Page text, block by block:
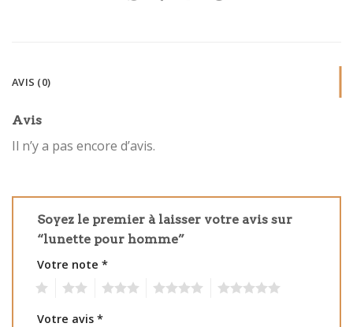
AVIS (0)
Avis
Il n’y a pas encore d’avis.
Soyez le premier à laisser votre avis sur
“lunette pour homme”
Votre note *
Votre avis *